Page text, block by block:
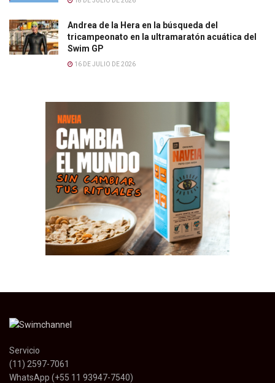
Andrea de la Hera en la búsqueda del
tricampeonato en la ultramaratón acuática del
Swim GP
16 DE JULIO DE 2026
Servicio
(11) 2597-7061
WhatsApp (+55 11 93947-7540)